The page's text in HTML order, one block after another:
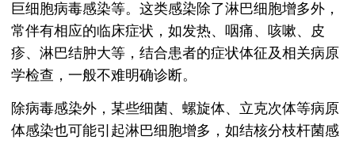
巨细胞病毒感染等。这类感染除了淋巴细胞增多外，
常伴有相应的临床症状，如发热、咽痛、咳嗽、皮
疹、淋巴结肿大等，结合患者的症状体征及相关病原
学检查，一般不难明确诊断。
除病毒感染外，某些细菌、螺旋体、立克次体等病原
体感染也可能引起淋巴细胞增多，如结核分枝杆菌感